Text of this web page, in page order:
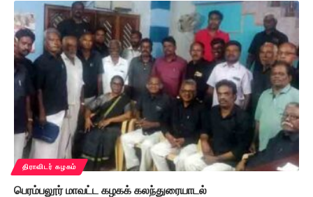
திராவிடர் கழகம்
பெரம்பலூர் மாவட்ட கழகக் கலந்துரையாடல்